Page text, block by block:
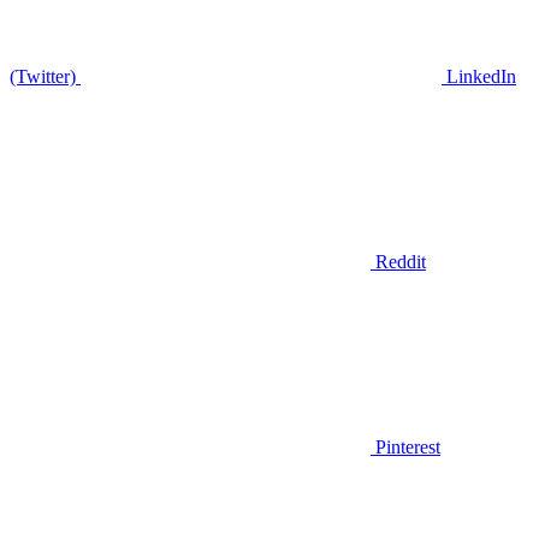
(Twitter) LinkedIn
Reddit
Pinterest